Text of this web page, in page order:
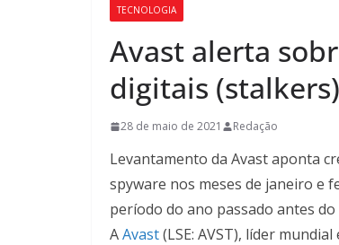
TECNOLOGIA
Avast alerta
digitais
28 de maio de 2021 Redação
Levantamento da Avast aponta
spyware nos meses de janeiro e
período do ano passado antes
AAvast(LSE: AVST), líder